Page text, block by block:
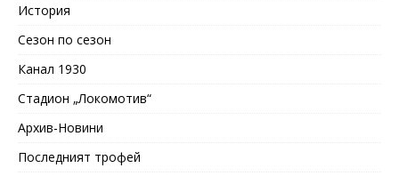
История
Сезон по сезон
Канал 1930
Стадион „Локомотив“
Архив-Новини
Последният трофей